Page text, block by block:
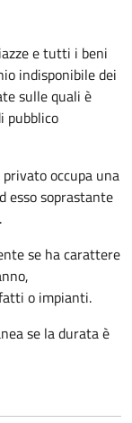
e tutti i beni
indisponibile dei
sulle quali è
pubblico
privato occupa una
esso soprastante
se ha carattere
o impianti.
se la durata è